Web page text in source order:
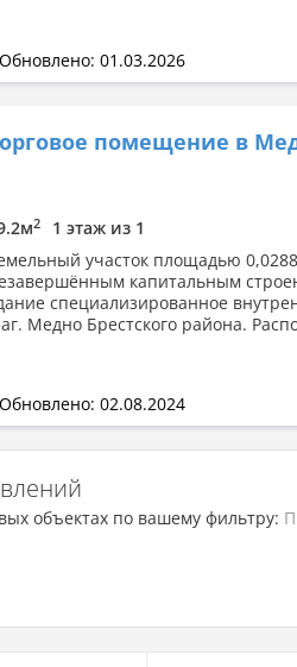
Обновлено: 01.03.2026
помещение в
2
1 этаж из 1
участок площадью
капитальным
специализированное
Медно Брестского района.
Обновлено: 02.08.2024
объектах по вашему фильтру: